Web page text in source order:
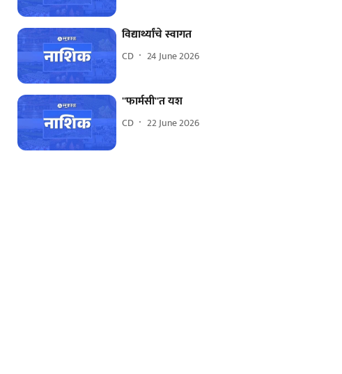
विद्यार्थ्यांचे स्वागत
CD 24 June 2026
''फार्मसी''त यश
CD 22 June 2026